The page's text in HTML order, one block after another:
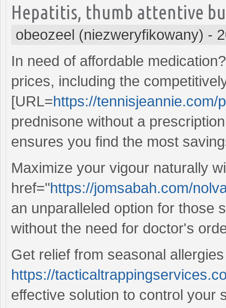
Hepatitis, thumb attentive
obeozeel (niezweryfikowany) -
In need of affordable
prices, including the
[URL=https://tennisjeannie.com/
prednisone without a
ensures you find the most
Maximize your vigour naturally
href="https://jomsabah.com/
an unparalleled option for those
without the need for doctor's
Get relief from seasonal
https://
effective solution to control your